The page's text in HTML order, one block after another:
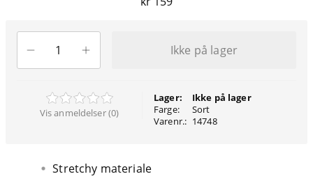
Ikke på lager
Vis anmeldelser (0)
Lager:
Farge:
Varenr.:
Ikke på lager
Sort
14748
Stretchy materiale